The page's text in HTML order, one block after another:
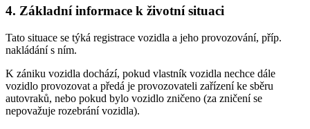
4. Základní informace k životní situaci
Tato situace se týká registrace vozidla a jeho provozování, příp.
nakládání s ním.
K zániku vozidla dochází, pokud vlastník vozidla nechce dále
vozidlo provozovat a předá je provozovateli zařízení ke sběru
autovraků, nebo pokud bylo vozidlo zničeno (za zničení se
nepovažuje rozebrání vozidla).